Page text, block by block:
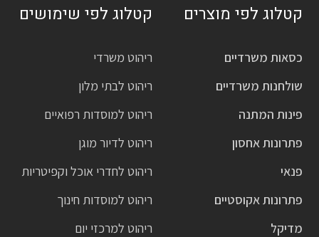
קטלוג לפי מוצרים
כסאות משרדיים
שולחנות משרדיים
פינות המתנה
פתרונות אחסון
פנאי
פתרונות אקוסטיים
מדיקל
קטלוג לפי שימושים
ריהוט משרדי
ריהוט לבתי מלון
ריהוט למוסדות רפואיים
ריהוט לדיור מוגן
ריהוט לחדרי אוכל וקפיטריות
ריהוט למוסדות חינוך
ריהוט למרכזי יום